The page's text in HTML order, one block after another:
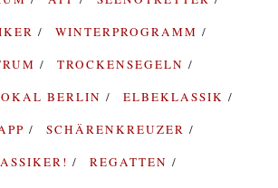
WINTERPROGRAMM
TROCKENSEGELN
BERLIN
ELBEKLASSIK
SCHÄRENKREUZER
REGATTEN